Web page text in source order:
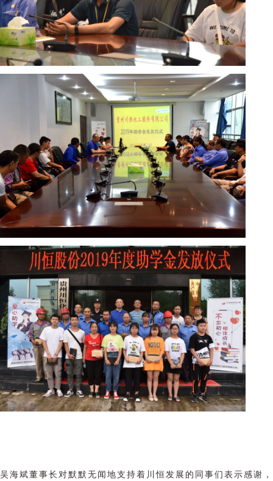
吴海斌董事长对默默无闻地支持着川恒发展的同事们表示感谢，